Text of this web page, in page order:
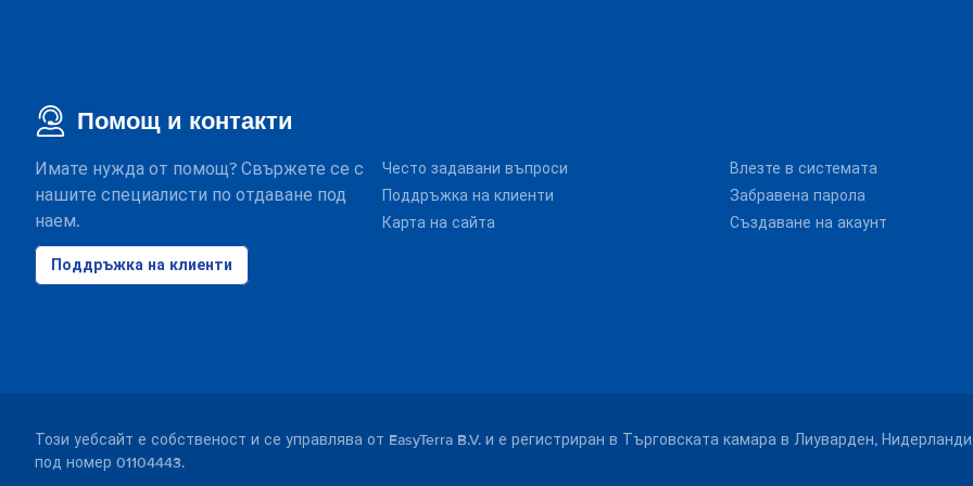
Помощ и контакти
Имате нужда от помощ? Свържете се с
нашите специалисти по отдаване под
наем.
Поддръжка на клиенти
Често задавани въпроси
Поддръжка на клиенти
Карта на сайта
Влезте в системата
Забравена парола
Създаване на акаунт
Този уебсайт е собственост и се управлява от EasyTerra B.V. и е регистриран в Търговската камара в Лиуварден,
под номер 01104443.